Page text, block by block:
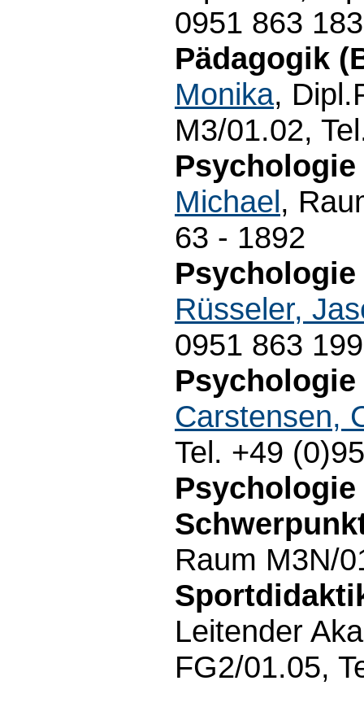
0951 863
Pädagogik
Monika,
M3/01.02,
Michael,
63 - 1892
Rüsseler,
0951 863
Carstensen,
Tel. +49
Raum M3N/
Leitender
FG2/01.05,